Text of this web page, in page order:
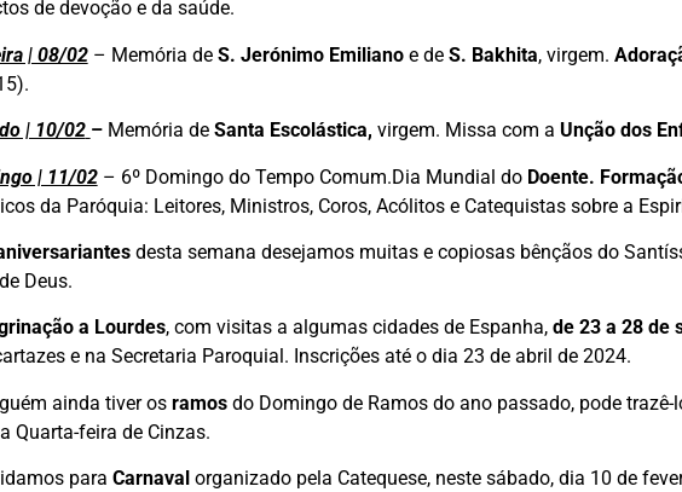
de devoção e da saúde.
| 08/02 – Memória de S. Jerónimo Emilianoe de S. Bakhita, virgem.
| 10/02 – Memória deSanta Escolástica, virgem. Missa com a Unção dos
| 11/02 – 6º Domingo do Tempo Comum.Dia Mundial doDoente.
da Paróquia: Leitores, Ministros, Coros, Acólitos e Catequistas sobre a
desta semana desejamos muitas e copiosas bênçãos do
Deus.
a Lourdes, com visitas a algumas cidades de Espanha, de 23 a 28 de
e na Secretaria Paroquial. Inscrições até o dia 23 de abril de 2024.
ainda tiver os ramosdo Domingo de Ramos do ano passado, pode
Quarta-feira de Cinzas.
para Carnavalorganizado pela Catequese, neste sábado, dia 10 de